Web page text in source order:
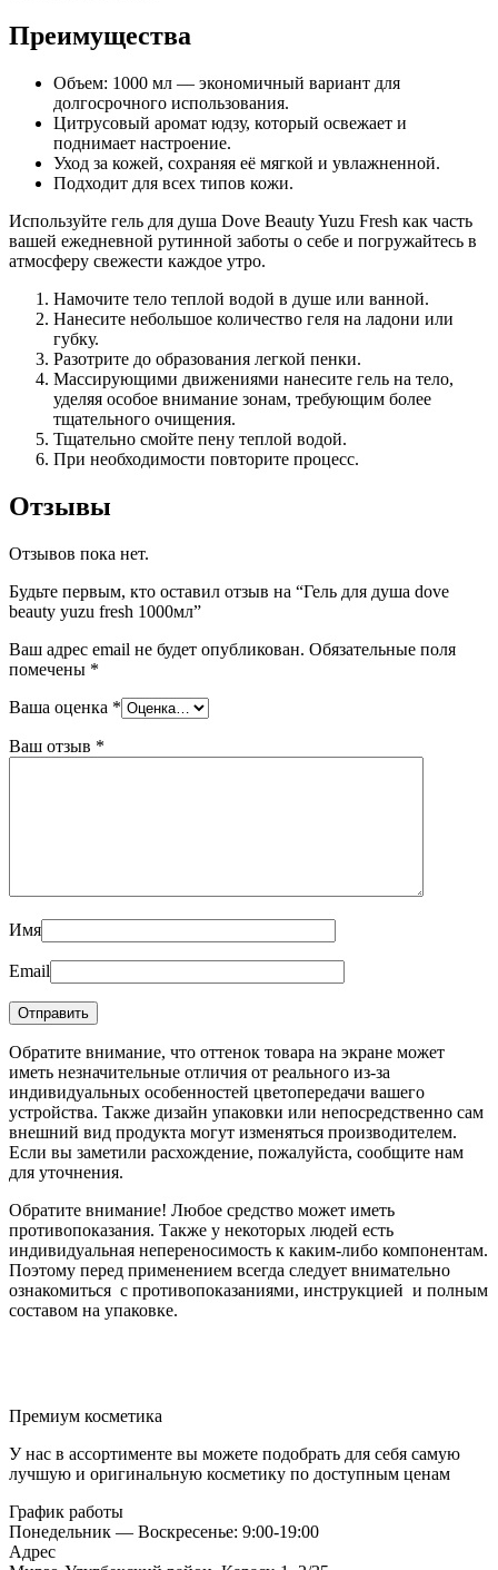
Преимущества
Объем: 1000 мл — экономичный вариант для
долгосрочного использования.
Цитрусовый аромат юдзу, который освежает и
поднимает настроение.
Уход за кожей, сохраняя её мягкой и увлажненной.
Подходит для всех типов кожи.
Используйте гель для душа Dove Beauty Yuzu Fresh как часть
вашей ежедневной рутинной заботы о себе и погружайтесь в
атмосферу свежести каждое утро.
Намочите тело теплой водой в душе или ванной.
Нанесите небольшое количество геля на ладони или
губку.
Разотрите до образования легкой пенки.
Массирующими движениями нанесите гель на тело,
уделяя особое внимание зонам, требующим более
тщательного очищения.
Тщательно смойте пену теплой водой.
При необходимости повторите процесс.
Отзывы
Отзывов пока нет.
Будьте первым, кто оставил отзыв на “Гель для душа dove
beauty yuzu fresh 1000мл”
Ваш адрес email не будет опубликован. Обязательные поля
помечены *
Ваша оценка *
Ваш отзыв *
Имя
Email
Обратите внимание, что оттенок товара на экране может
иметь незначительные отличия от реального из-за
индивидуальных особенностей цветопередачи вашего
устройства. Также дизайн упаковки или непосредственно сам
внешний вид продукта могут изменяться производителем.
Если вы заметили расхождение, пожалуйста, сообщите нам
для уточнения.
Обратите внимание! Любое средство может иметь
противопоказания. Также у некоторых людей есть
индивидуальная непереносимость к каким-либо компонентам.
Поэтому перед применением всегда следует внимательно
ознакомиться с противопоказаниями, инструкцией и полным
составом на упаковке.
Премиум косметика
У нас в ассортименте вы можете подобрать для себя самую
лучшую и оригинальную косметику по доступным ценам
График работы
Понедельник — Воскресенье: 9:00-19:00
Адрес